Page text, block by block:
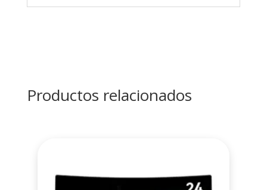
Productos relacionados